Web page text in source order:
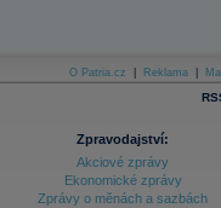
O Patria.cz Reklama
Zpravodajství:
Akciové zprávy
Ekonomické zprávy
Zprávy o měnách a sazbách